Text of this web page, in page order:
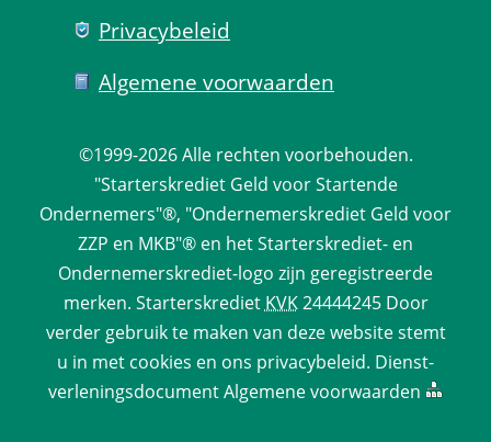
Privacy­beleid
Algemene voorwaarden
©1999-2026 Alle rechten voorbehouden.
"Starterskrediet Geld voor Startende
Ondernemers"®, "Ondernemerskrediet Geld voor
ZZP en MKB"® en het Starterskrediet- en
Ondernemerskrediet-logo zijn geregistreerde
merken. Starterskrediet KVK 24444245 Door
verder gebruik te maken van deze website stemt
u in met cookies en ons privacy­beleid. Dienst­
verlenings­documentAlgemene voorwaarden